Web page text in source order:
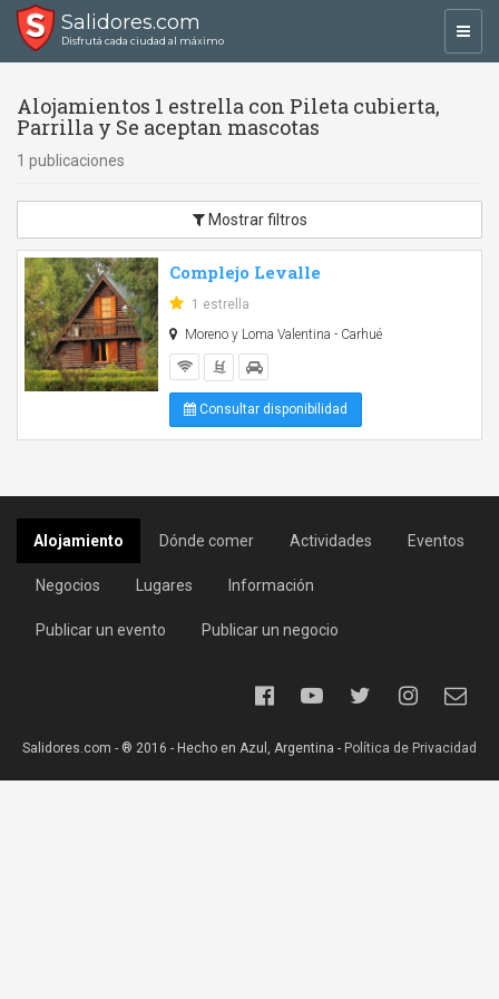
Salidores.com
Disfrutá cada ciudad al máximo
Alojamientos 1 estrella con Pileta cubierta,
Parrilla y Se aceptan mascotas
1 publicaciones
Mostrar filtros
Complejo Levalle
1 estrella
Moreno y Loma Valentina - Carhué
Consultar disponibilidad
Alojamiento Dónde comer Actividades Eventos
Negocios Lugares Información
Publicar un evento Publicar un negocio
Salidores.com - ® 2016 - Hecho en Azul, Argentina - Política de Privacidad